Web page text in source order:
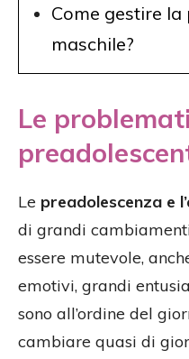
Come gestire
maschile?
Le
Le preadolescenza e
di grandi
essere mutevole,
emotivi, grandi
sono all’ordine del
cambiare quasi di